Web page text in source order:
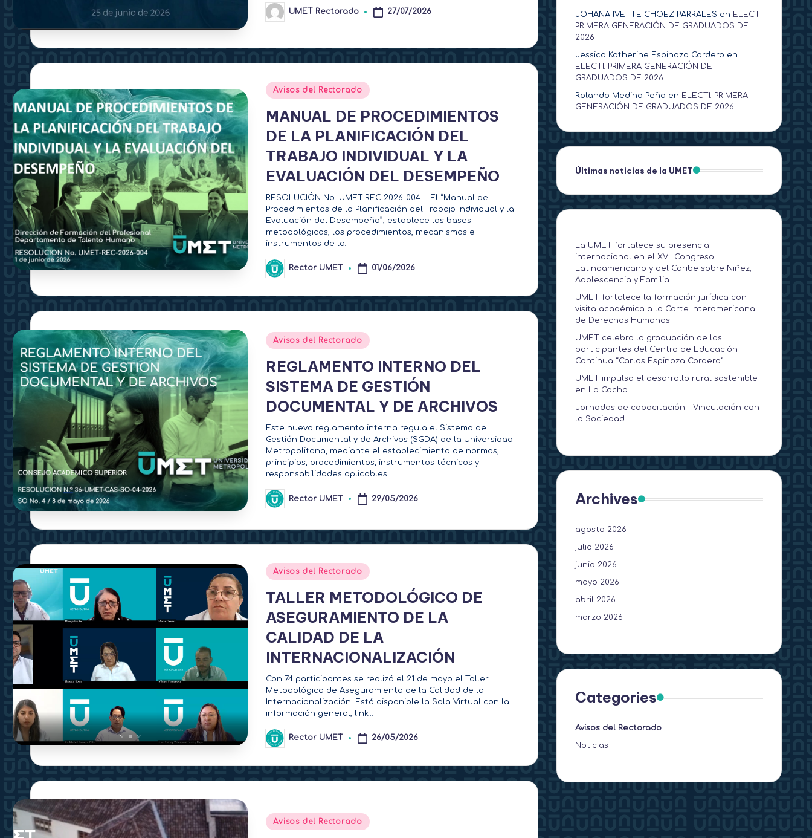
Publicado
por
UMET Rectorado 27/07/2026
Publicado
Avisos del Rectorado
MANUAL DE PROCEDIMIENTOS
DE LA PLANIFICACIÓN DEL
TRABAJO INDIVIDUAL Y LA
EVALUACIÓN DEL DESEMPEÑO
RESOLUCIÓN No. UMET-REC-2026-004. - El “Manual de
Procedimientos de la Planificación del Trabajo Individual y la
Evaluación del Desempeño”, establece las bases
metodológicas, los procedimientos, mecanismos e
instrumentos de la…
Publicado
por
Rector UMET 01/06/2026
Publicado
Avisos del Rectorado
REGLAMENTO INTERNO DEL
SISTEMA DE GESTIÓN
DOCUMENTAL Y DE ARCHIVOS
Este nuevo reglamento interna regula el Sistema de
Gestión Documental y de Archivos (SGDA) de la Universidad
Metropolitana, mediante el establecimiento de normas,
principios, procedimientos, instrumentos técnicos y
responsabilidades aplicables…
PublicadoRector UMET 29/05/2026
Publicado
Avisos del Rectorado
TALLER METODOLÓGICO DE
ASEGURAMIENTO DE LA
CALIDAD DE LA
INTERNACIONALIZACIÓN
Con 74 participantes se realizó el 21 de mayo el Taller
Metodológico de Aseguramiento de la Calidad de la
Internacionalización. Está disponible la Sala Virtual con la
información general, link…
Publicado
por
Rector UMET 26/05/2026
Publicado
Avisos del Rectorado
JOHANA IVETTE CHOEZ PARRALES en ELECTI:
PRIMERA GENERACIÓN DE GRADUADOS DE
2026
Jessica Katherine Espinoza Cordero en
ELECTI: PRIMERA GENERACIÓN DE
GRADUADOS DE 2026
Rolando Medina Peña en ELECTI: PRIMERA
GENERACIÓN DE GRADUADOS DE 2026
Últimas noticias de la UMET
La UMET fortalece su presencia
internacional en el XVII Congreso
Latinoamericano y del Caribe sobre Niñez,
Adolescencia y Familia
UMET fortalece la formación jurídica con
visita académica a la Corte Interamericana
de Derechos Humanos
UMET celebra la graduación de los
participantes del Centro de Educación
Continua “Carlos Espinoza Cordero”
UMET impulsa el desarrollo rural sostenible
en La Cocha
Jornadas de capacitación – Vinculación con
la Sociedad
Archives
agosto 2026
julio 2026
junio 2026
mayo 2026
abril 2026
marzo 2026
Categories
Avisos del Rectorado
Noticias